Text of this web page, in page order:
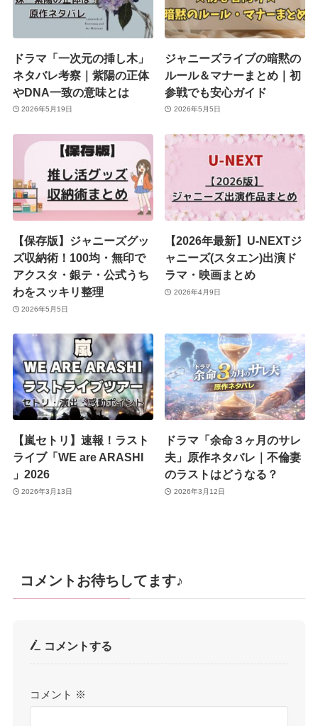
ドラマ「一次元の挿し木」
ネタバレ考察｜紫陽の正体
やDNA一致の意味とは
2026年5月19日
ジャニーズライブの暗黙の
ルール＆マナーまとめ｜初
参戦でも安心ガイド
2026年5月5日
【保存版】ジャニーズグッ
ズ収納術！100均・無印で
アクスタ・銀テ・公式うち
わをスッキリ整理
2026年5月5日
【2026年最新】U-NEXTジ
ャニーズ(スタエン)出演ド
ラマ・映画まとめ
2026年4月9日
【嵐セトリ】速報！ラスト
ライブ「WE are ARASHI
」2026
2026年3月13日
ドラマ「余命３ヶ月のサレ
夫」原作ネタバレ｜不倫妻
のラストはどうなる？
2026年3月12日
コメントお待ちしてます♪
コメントする
コメント ※